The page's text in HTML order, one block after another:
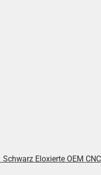
Eloxierte OEM